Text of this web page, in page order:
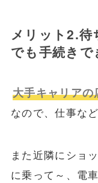
メリット2.待
でも手続きで
大手キャリア
なので、仕事な
また近隣にショ
に乗って～、電